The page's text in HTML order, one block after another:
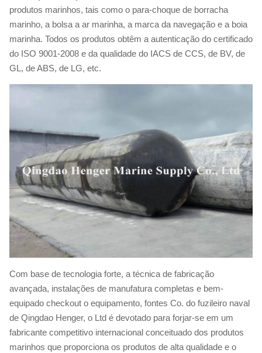
produtos marinhos, tais como o para-choque de borracha
marinho, a bolsa a ar marinha, a marca da navegação e a boia
marinha. Todos os produtos obtêm a autenticação do certificado
do ISO 9001-2008 e da qualidade do IACS de CCS, de BV, de
GL, de ABS, de LG, etc.
Com base de tecnologia forte, a técnica de fabricação
avançada, instalações de manufatura completas e bem-
equipado checkout o equipamento, fontes Co. do fuzileiro naval
de Qingdao Henger, o Ltd é devotado para forjar-se em um
fabricante competitivo internacional conceituado dos produtos
marinhos que proporciona os produtos de alta qualidade e o